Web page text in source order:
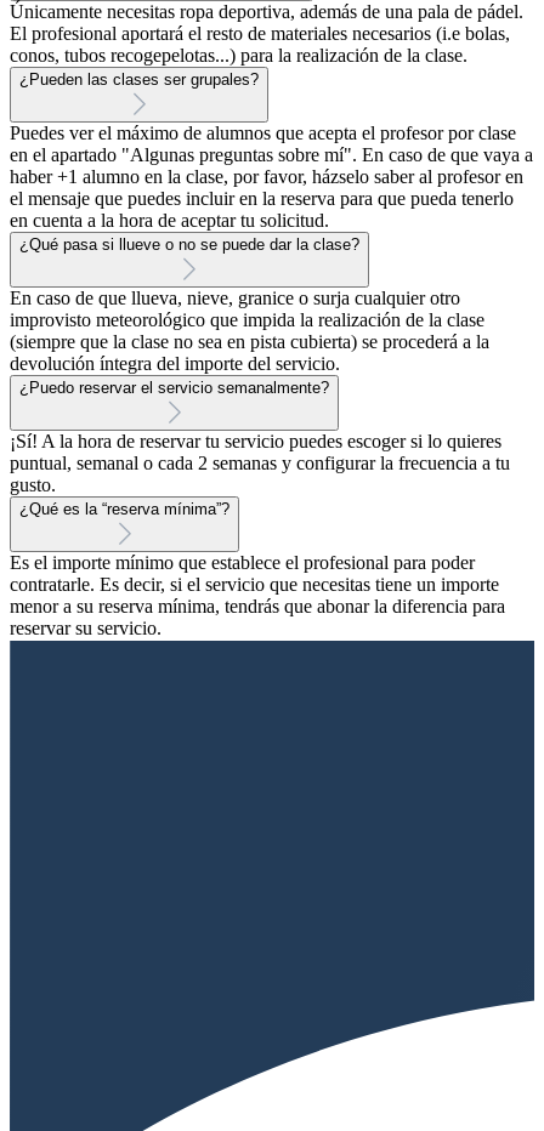
Únicamente necesitas ropa deportiva, además de una pala de pádel.
El profesional aportará el resto de materiales necesarios (i.e bolas,
conos, tubos recogepelotas...) para la realización de la clase.
¿Pueden las clases ser grupales?
Puedes ver el máximo de alumnos que acepta el profesor por clase
en el apartado "Algunas preguntas sobre mí". En caso de que vaya a
haber +1 alumno en la clase, por favor, házselo saber al profesor en
el mensaje que puedes incluir en la reserva para que pueda tenerlo
en cuenta a la hora de aceptar tu solicitud.
¿Qué pasa si llueve o no se puede dar la clase?
En caso de que llueva, nieve, granice o surja cualquier otro
improvisto meteorológico que impida la realización de la clase
(siempre que la clase no sea en pista cubierta) se procederá a la
devolución íntegra del importe del servicio.
¿Puedo reservar el servicio semanalmente?
¡Sí! A la hora de reservar tu servicio puedes escoger si lo quieres
puntual, semanal o cada 2 semanas y configurar la frecuencia a tu
gusto.
¿Qué es la “reserva mínima”?
Es el importe mínimo que establece el profesional para poder
contratarle. Es decir, si el servicio que necesitas tiene un importe
menor a su reserva mínima, tendrás que abonar la diferencia para
reservar su servicio.